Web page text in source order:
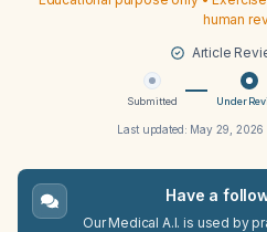
human
Article
Submitted Under
Last updated: May 29, 2026
Have a
Our Medical A.I. is used by